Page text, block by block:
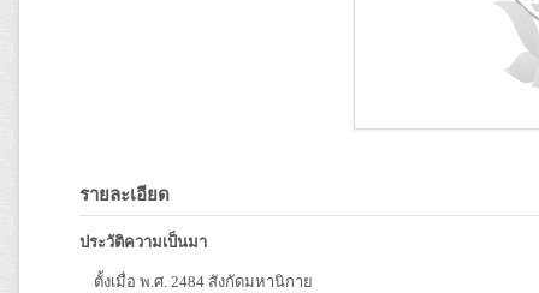
รายละเอียด
ประวัติความเป็นมา
ตั้งเมื่อ พ.ศ. 2484 สังกัดมหานิกาย